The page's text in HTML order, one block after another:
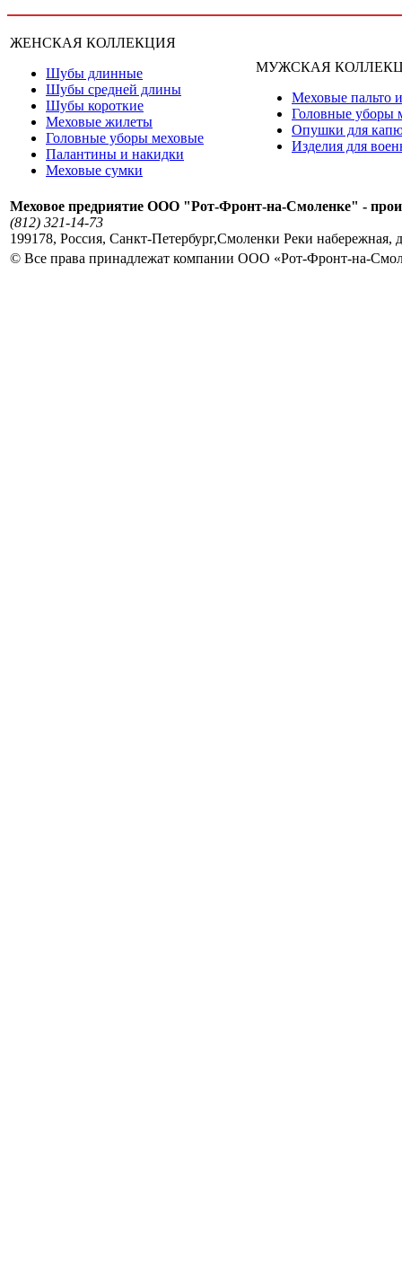
ЖЕНСКАЯ КОЛЛЕКЦИЯ
Шубы длинные
Шубы средней длины
Шубы короткие
Меховые жилеты
Головные уборы меховые
Палантины и накидки
Меховые сумки
МУЖСКАЯ
Меховые пальто
Головные уборы
Опушки для
Изделия для
Меховое предриятие ООО "Рот-Фронт-на-Смоленке" -
(812) 321-14-73
199178, Россия, Санкт-Петербург,Смоленки Реки набережная,
© Все права принадлежат компании ООО «Рот-Фронт-на-